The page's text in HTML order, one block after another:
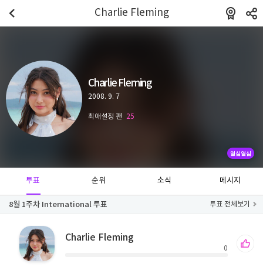
Charlie Fleming
Charlie Fleming
2008. 9. 7
최애설정 팬 25
열심열심
투표 순위 소식 메시지
8월 1주차 International 투표 투표 전체보기
Charlie Fleming
0